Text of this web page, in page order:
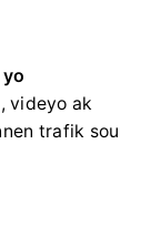
videyo ak
trafik sou